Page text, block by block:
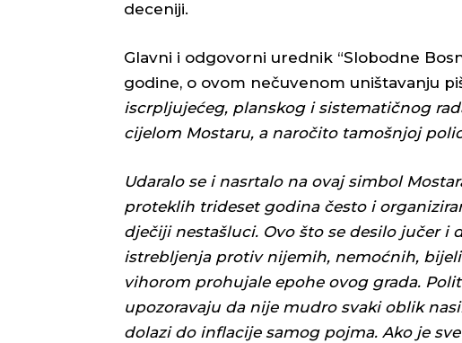
deceniji.
Glavni i odgovorni urednik “Slobodne
godine, o ovom nečuvenom uništavanju
iscrpljujećeg, planskog i sistematičnog
cijelom Mostaru, a naročito tamošnjoj
Udaralo se i nasrtalo na ovaj simbol
proteklih trideset godina često i
dječiji nestašluci. Ovo što se desilo jučer i
istrebljenja protiv nijemih, nemoćnih,
vihorom prohujale epohe ovog grada.
upozoravaju da nije mudro svaki oblik
dolazi do inflacije samog pojma. Ako je